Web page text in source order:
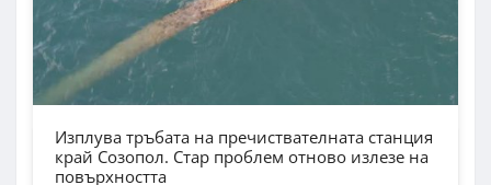
Изплува тръбата на пречиствателната станция
край Созопол. Стар проблем отново излезе на
повърхността